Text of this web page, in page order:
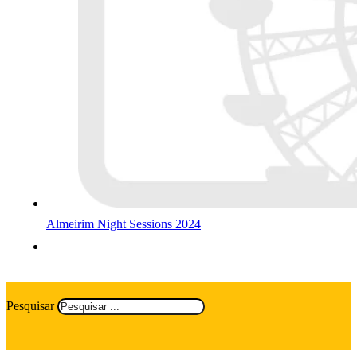
Almeirim Night Sessions 2024
Pesquisar